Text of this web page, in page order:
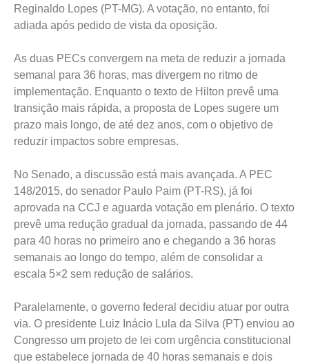
Reginaldo Lopes (PT-MG). A votação, no entanto, foi
adiada após pedido de vista da oposição.
As duas PECs convergem na meta de reduzir a jornada
semanal para 36 horas, mas divergem no ritmo de
implementação. Enquanto o texto de Hilton prevê uma
transição mais rápida, a proposta de Lopes sugere um
prazo mais longo, de até dez anos, com o objetivo de
reduzir impactos sobre empresas.
No Senado, a discussão está mais avançada. A PEC
148/2015, do senador Paulo Paim (PT-RS), já foi
aprovada na CCJ e aguarda votação em plenário. O texto
prevê uma redução gradual da jornada, passando de 44
para 40 horas no primeiro ano e chegando a 36 horas
semanais ao longo do tempo, além de consolidar a
escala 5×2 sem redução de salários.
Paralelamente, o governo federal decidiu atuar por outra
via. O presidente Luiz Inácio Lula da Silva (PT) enviou ao
Congresso um projeto de lei com urgência constitucional
que estabelece jornada de 40 horas semanais e dois